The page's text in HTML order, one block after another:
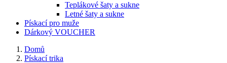
Teplákové šaty a sukne
Letné šaty a sukne
Pískací pro muže
Dárkový VOUCHER
Domů
Pískací trika